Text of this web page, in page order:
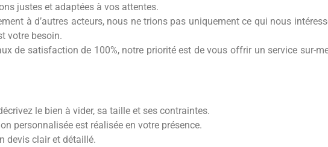
justes et adaptées à vos attentes.
à d’autres acteurs, nous ne trions pas uniquement ce qui nous
votre besoin.
de satisfaction de 100%, notre priorité est de vous offrir un service sur-
le bien à vider, sa taille et ses contraintes.
personnalisée est réalisée en votre présence.
devis clair et détaillé.